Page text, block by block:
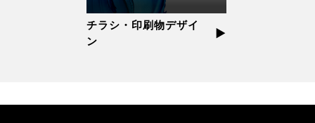
チラシ・印刷物デザイ
ン
▶︎